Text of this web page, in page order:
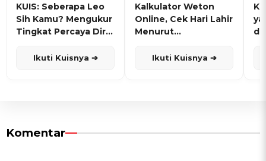
KUIS: Seberapa Leo
Sih Kamu? Mengukur
Tingkat Percaya Diri
Ikuti Kuisnya ➔
Kalkulator Weton
Online, Cek Hari Lahir
Menurut
Ikuti Kuisnya ➔
Komentar